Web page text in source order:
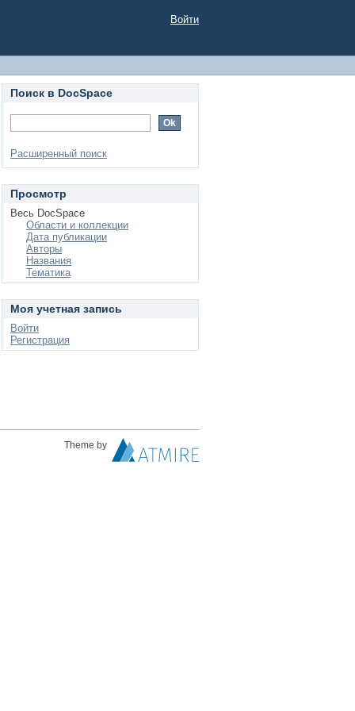
Войти
Поиск в DocSpace
Расширенный поиск
Просмотр
Весь DocSpace
Области и коллекции
Дата публикации
Авторы
Названия
Тематика
Моя учетная запись
Войти
Регистрация
Theme by